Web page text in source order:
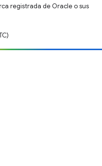
registrada de Oracle o sus